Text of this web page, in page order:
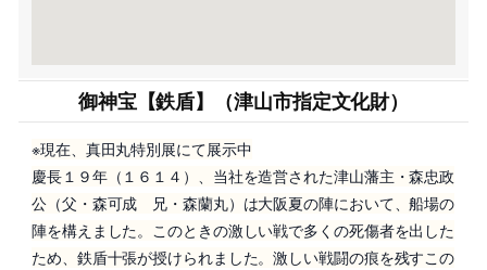
御神宝【鉄盾】（津山市指定文化財）
※現在、真田丸特別展にて展示中
慶長１９年（１６１４）、当社を造営された津山藩主・森忠政
公（父・森可成 兄・森蘭丸）は大阪夏の陣において、船場の
陣を構えました。このときの激しい戦で多くの死傷者を出した
ため、鉄盾十張が授けられました。激しい戦闘の痕を残すこの